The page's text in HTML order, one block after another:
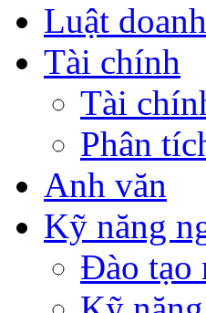
Luật
Tài chính
Tài
Phân
Anh văn
Kỹ năng
Đào tạo